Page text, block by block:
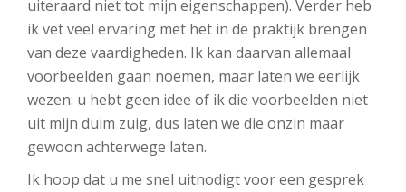
uiteraard niet tot mijn eigenschappen). Verder heb
ik vet veel ervaring met het in de praktijk brengen
van deze vaardigheden. Ik kan daarvan allemaal
voorbeelden gaan noemen, maar laten we eerlijk
wezen: u hebt geen idee of ik die voorbeelden niet
uit mijn duim zuig, dus laten we die onzin maar
gewoon achterwege laten.
Ik hoop dat u me snel uitnodigt voor een gesprek